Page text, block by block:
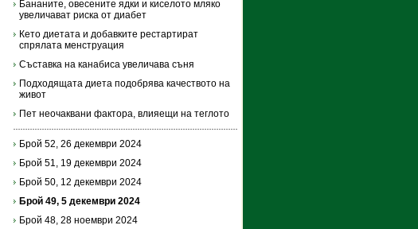
Бананите, овесените ядки и киселото мляко
увеличават риска от диабет
Кето диетата и добавките рестартират
спрялата менструация
Съставка на канабиса увеличава съня
Подходящата диета подобрява качеството на
живот
Пет неочаквани фактора, влияещи на теглото
Брой 52, 26 декември 2024
Брой 51, 19 декември 2024
Брой 50, 12 декември 2024
Брой 49, 5 декември 2024
Брой 48, 28 ноември 2024